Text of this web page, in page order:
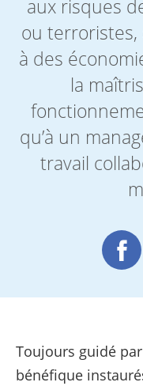
aux risques
ou
à des
la
qu’à un
travail
Toujours guidé
bénéfique